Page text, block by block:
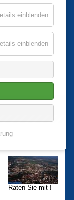
Raten Sie mit !
einblenden
einblenden